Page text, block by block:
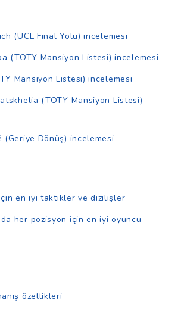
(UCL Final Yolu) incelemesi
(TOTY Mansiyon Listesi) incelemesi
Mansiyon Listesi) incelemesi
(TOTY Mansiyon Listesi)
(Geriye Dönüş) incelemesi
en iyi taktikler ve dizilişler
her pozisyon için en iyi oyuncu
özellikleri